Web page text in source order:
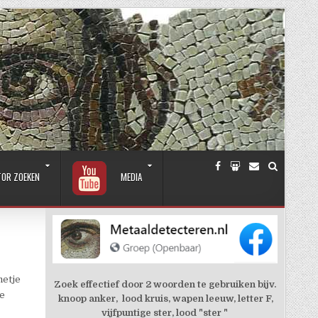
ZOEKEN MEDIA
Zoek effectief door 2 woorden te gebruiken bijv.
knoop anker, lood kruis, wapen leeuw, letter F,
vijfpuntige ster, lood "ster "